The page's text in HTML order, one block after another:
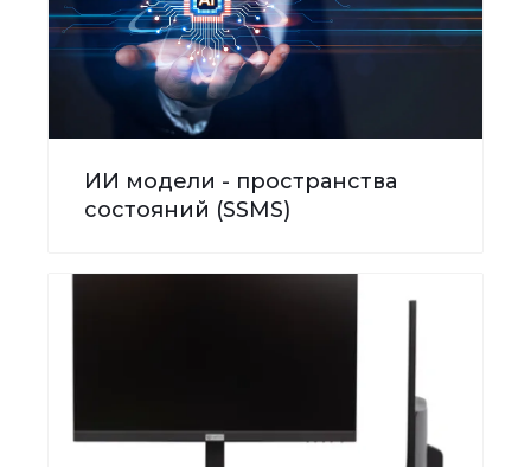
ИИ модели - пространства
состояний (SSMS)